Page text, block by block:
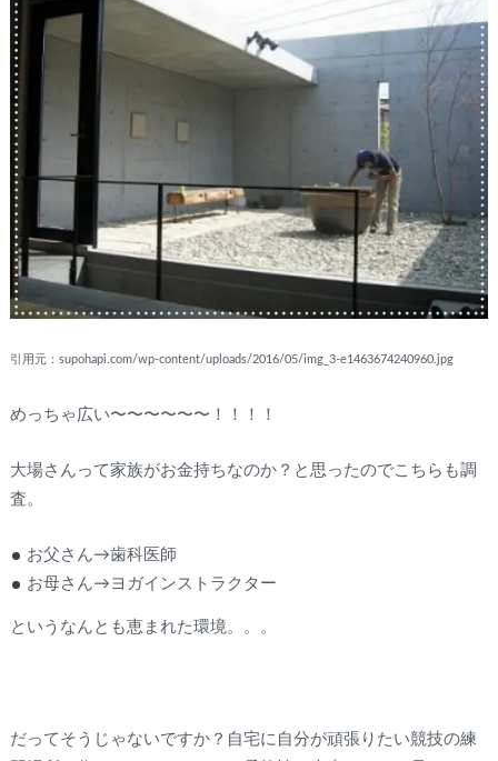
引用元：supohapi.com/wp-content/uploads/2016/05/img_3-e1463674240960.jpg
めっちゃ広い〜〜〜〜〜〜！！！！
大場さんって家族がお金持ちなのか？と思ったのでこちらも調
査。
お父さん→歯科医師
お母さん→ヨガインストラクター
というなんとも恵まれた環境。。。
だってそうじゃないですか？自宅に自分が頑張りたい競技の練